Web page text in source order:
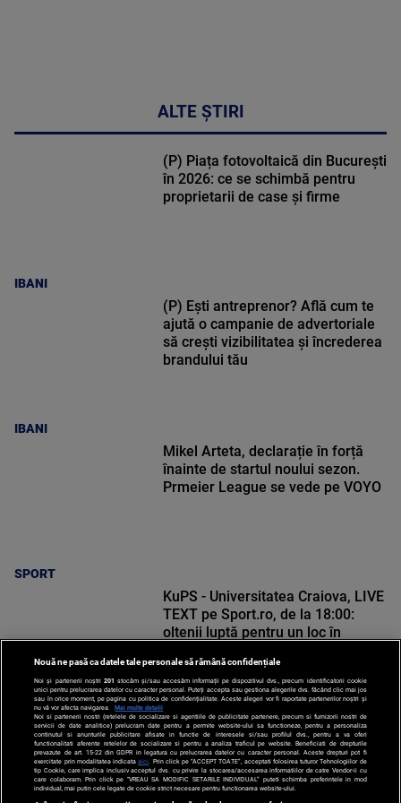
ALTE ȘTIRI
IBANI
(P) Piața fotovoltaică din București
în 2026: ce se schimbă pentru
proprietarii de case și firme
IBANI
(P) Ești antreprenor? Află cum te
ajută o campanie de advertoriale
să crești vizibilitatea și încrederea
brandului tău
SPORT
Mikel Arteta, declarație în forță
înainte de startul noului sezon.
Prmeier League se vede pe VOYO
SPORT
KuPS - Universitatea Craiova, LIVE
TEXT pe Sport.ro, de la 18:00:
oltenii luptă pentru un loc în
Nouă ne pasă ca datele tale personale să rămână confidențiale
Noi și partenerii noștri 201 stocăm și/sau accesăm informații pe dispozitivul dvs., precum identificatorii cookie
unici pentru prelucrarea datelor cu caracter personal. Puteți accepta sau gestiona alegerile dvs. făcând clic mai jos
sau în orice moment, pe pagina cu politica de confidențialitate. Aceste alegeri vor fi raportate partenerilor noștri și
nu vă vor afecta navigarea.
Mai multe detalii
Noi si partenerii nostri (retelele de socializare si agentiile de publicitate partenere, precum si furnizorii nostri de
servicii de date analitice) prelucram date pentru a permite website-ului sa functioneze, pentru a personaliza
continutul si anunturile publicitare afisate in functie de interesele si/sau profilul dvs., pentru a va oferi
functionalitati aferente retelelor de socializare si pentru a analiza traficul pe website. Beneficiati de drepturile
prevazute de art. 15-22 din GDPR in legatura cu prelucrarea datelor cu caracter personal. Aceste drepturi pot fi
exercitate prin modalitatea indicataaici . Prin click pe “ACCEPT TOATE”, acceptati folosirea tuturor Tehnologiilor de
tip Cookie, care implica inclusiv acceptul dvs. cu privire la stocarea/accesarea informatiilor de catre Vendor-ii cu
care colaboram. Prin click pe “VREAU SA MODIFIC SETARILE INDIVIDUAL” puteti schimba preferintele in mod
individual, mai putin cele legate de cookie strict necesare pentru functionarea website-ului.